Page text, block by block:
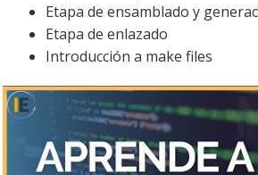
Etapa de ensamblado y
Etapa de enlazado
Introducción a make files